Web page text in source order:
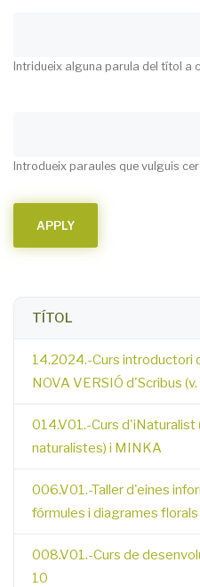
Intridueix alguna parula del títol a
Introdueix paraules que vulguis
TÍTOL
14.2024.-Curs introductori
NOVA VERSIÓ d'Scribus (v.
014.V01.-Curs d'iNaturalist
naturalistes) i MINKA
006.V01.-Taller d'eines
fórmules i diagrames florals
008.V01.-Curs de
10